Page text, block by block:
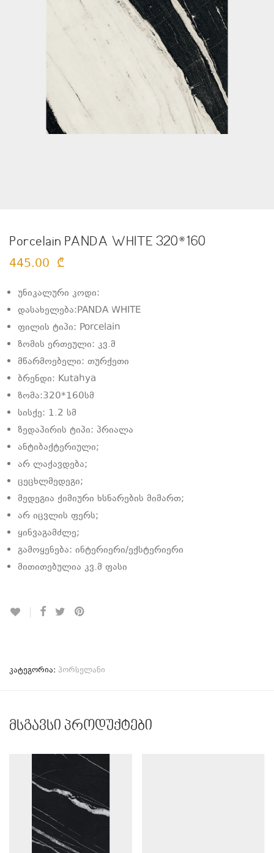
Porcelain PANDA WHITE 320*160
445.00 ₾
უნიკალური კოდი:
დასახელება:PANDA WHITE
ფილის ტიპი: Porcelain
ზომის ერთეული: კვ.მ
მწარმოებელი: თურქეთი
ბრენდი: Kutahya
ზომა:320*160სმ
სისქე: 1.2 სმ
ზედაპირის ტიპი: პრიალა
ანტიბაქტერიული;
არ ლაქავდება;
ცეცხლმედეგი;
მედეგია ქიმიური ხსნარების მიმართ;
არ იცვლის ფერს;
ყინვაგამძლე;
გამოყენება: ინტერიერი/ექსტერიერი
მითითებულია კვ.მ ფასი
კატეგორია: პორსელანი
მსგავსი პროდუქტები